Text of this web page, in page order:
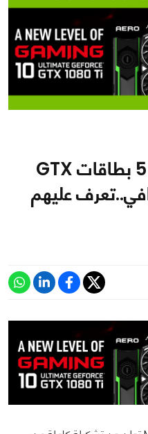
وأخيراً MSI تكشف عن 5 بطاقات GTX